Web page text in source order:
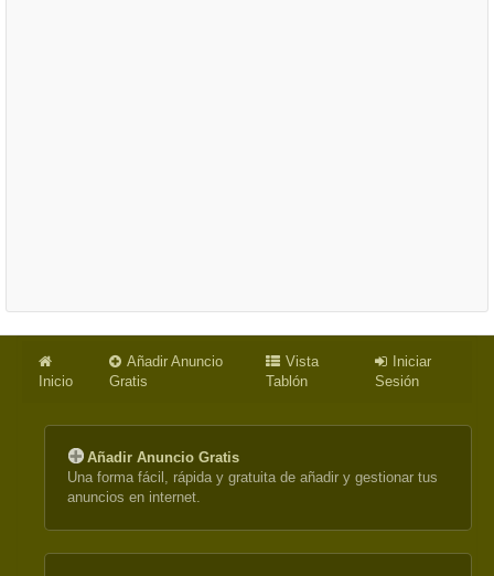
Inicio
Añadir Anuncio
Gratis
Vista
Tablón
Iniciar
Sesión
Añadir Anuncio Gratis
Una forma fácil, rápida y gratuita de añadir y gestionar tus
anuncios en internet.